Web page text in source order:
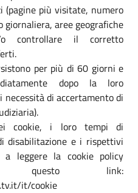
(pagine più visitate, numero
aree geografiche
controllare il corretto
per più di 60 giorni e
dopo la loro
necessità di accertamento di
cookie, i loro tempi di
disabilitazione e i rispettivi
leggere la cookie policy
questo link:
it/cookie